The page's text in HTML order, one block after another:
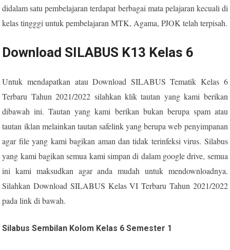
didalam satu pembelajaran terdapat berbagai mata pelajaran kecuali di
kelas tingggi untuk pembelajaran MTK, Agama, PJOK telah terpisah.
Download SILABUS K13 Kelas 6
Untuk mendapatkan atau Download SILABUS Tematik Kelas 6
Terbaru Tahun 2021/2022 silahkan klik tautan yang kami berikan
dibawah ini. Tautan yang kami berikan bukan berupa spam atau
tautan iklan melainkan tautan safelink yang berupa web penyimpanan
agar file yang kami bagikan aman dan tidak terinfeksi virus. Silabus
yang kami bagikan semua kami simpan di dalam google drive, semua
ini kami maksudkan agar anda mudah untuk mendownloadnya.
Silahkan Download SILABUS Kelas VI Terbaru Tahun 2021/2022
pada link di bawah.
Silabus Sembilan Kolom Kelas 6 Semester 1